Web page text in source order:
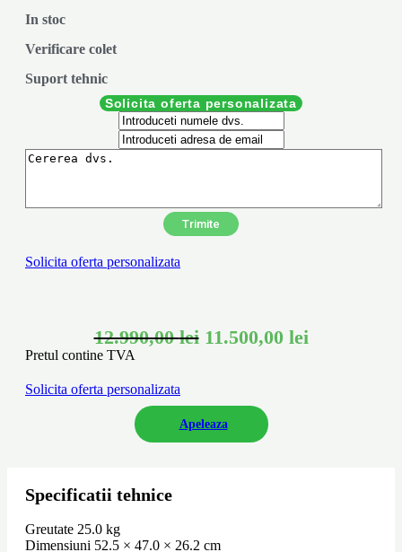
In stoc
Verificare colet
Suport tehnic
Solicita oferta personalizata
Solicita oferta personalizata
12.990,00lei 11.500,00 lei
Pretul contine TVA
Solicita oferta personalizata
Apeleaza
Specificatii tehnice
Greutate 25.0 kg
Dimensiuni 52.5 × 47.0 × 26.2 cm